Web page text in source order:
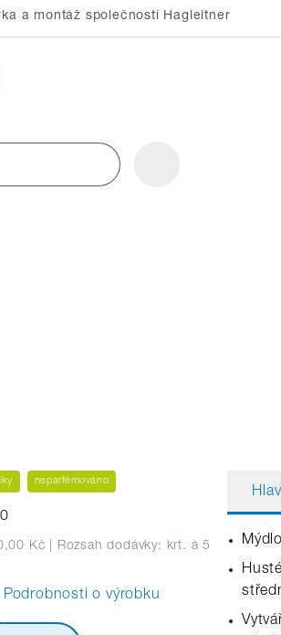
a montáž společností Hagleitner
neparfémováno
Kč | Rozsah dodávky: krt. à 5
Podrobnosti o výrobku